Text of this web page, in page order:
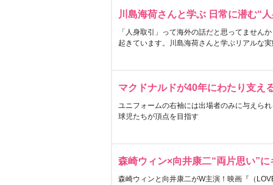
川島海荷さんと学ぶ 日常に潜む“
「人身取引」って海外の話だと思ってません
起きています。川島海荷さんと学ぶリアルな
マクドナルドが40年にわたり支え
ユニフォームの右袖には出場者のみに与えら
球児たちが頂点を目指す
森崎ウィン×向井康二“両片思い”
森崎ウィンと向井康二がW主演！映画『（